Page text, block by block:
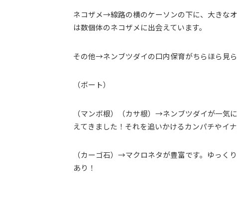
ネコザメ→線路の横のケーソンの下に、大きな
は数個体のネコザメに出会えています。
その他→ネンブツダイの口内保育がちらほら見
（ボート）
（マンボ根）（カサ根）→ネンブツダイが一気
えてきました！それを追いかけるカンパチやイ
（カーゴ石）→マクロネタが豊富です。ゆっく
あり！